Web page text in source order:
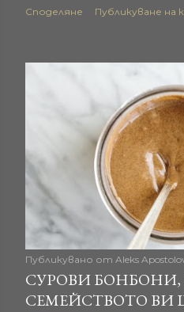
Споделяне Публикуване на
Публикувано от Aleks
СУРОВИ
СЕМЕЙСТВОТО ВИ